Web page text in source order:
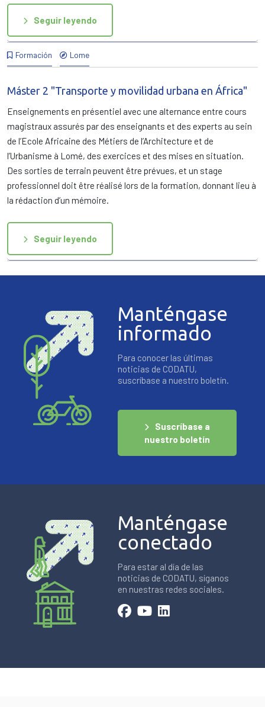
Seguir leyendo
Formación Lome
Máster 2 "Transporte y movilidad urbana en África"
Enseignements en présentiel avec une alternance entre cours
magistraux assurés par des enseignants et des experts au sein
de l’Ecole Africaine des Métiers de l’Architecture et de
l’Urbanisme à Lomé, des exercices et des mises en situation.
Des sorties de terrain peuvent être prévues, et un stage
professionnel doit être réalisé lors de la formation, donnant lieu à
la rédaction d’un mémoire.
Seguir leyendo
Manténgase
informado
Para conocer las últimas
noticias de CODATU,
suscríbase a nuestro boletín.
Suscríbase a
nuestro boletín
Manténgase
conectado
Para estar al día de las
noticias de CODATU, síganos
en nuestras redes sociales.